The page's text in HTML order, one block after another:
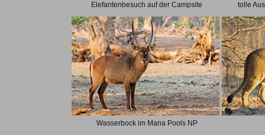
Elefantenbesuch auf der Campsite tolle
Wasserbock im Mana Pools NP